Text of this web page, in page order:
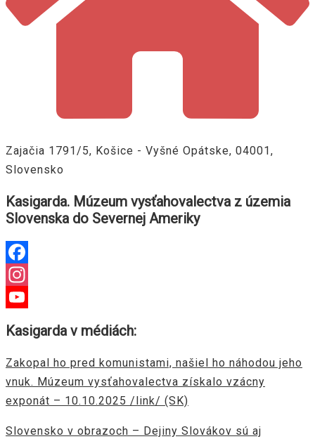
Zajačia 1791/5, Košice - Vyšné Opátske, 04001,
Slovensko
Kasigarda. Múzeum vysťahovalectva z územia
Slovenska do Severnej Ameriky
Facebook
Instagram
Channel
Kasigarda v médiách:
Zakopal ho pred komunistami, našiel ho náhodou jeho
vnuk. Múzeum vysťahovalectva získalo vzácny
exponát – 10.10.2025 /link/ (SK)
Slovensko v obrazoch – Dejiny Slovákov sú aj